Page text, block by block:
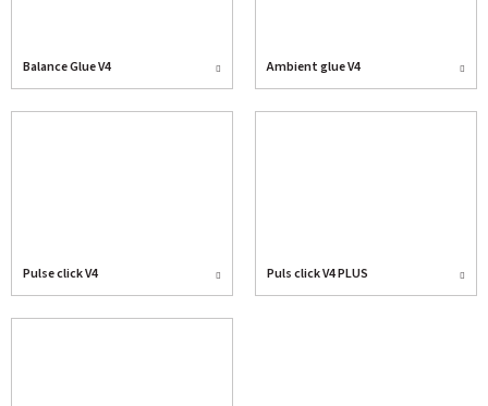
Balance Glue V4 Ambient glue V4
Pulse click V4 Puls click V4 PLUS